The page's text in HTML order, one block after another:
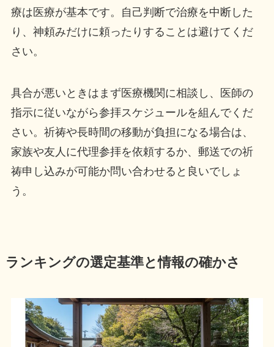
療は医療が基本です。自己判断で治療を中断した
り、神頼みだけに頼ったりすることは避けてくだ
さい。
具合が悪いときはまず医療機関に相談し、医師の
指示に従いながら参拝スケジュールを組んでくだ
さい。祈祷や長時間の移動が負担になる場合は、
家族や友人に代理参拝を依頼するか、郵送での祈
祷申し込みが可能か問い合わせると良いでしょ
う。
ランキングの選定基準と情報の確かさ